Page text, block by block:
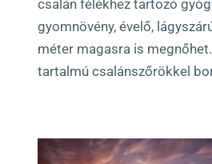
csalán félékhez tartozó
gyomnövény, évelő,
méter magasra is
tartalmú csalánszőrökkel